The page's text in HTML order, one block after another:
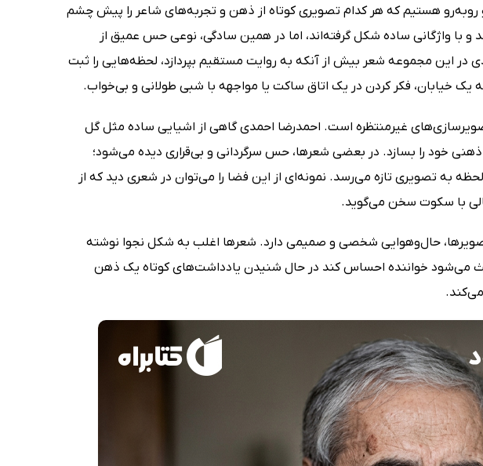
شعرهای نو روبه‌رو هستیم که هر کدام تصویری کوتاه از ذهن و تجربه‌های شاعر را پیش چشم
و با واژگانی ساده شکل گرفته‌اند، اما در همین سادگی، نوعی حس عمیق از
در این مجموعه شعر بیش از آنکه به روایت مستقیم بپردازد، لحظه‌هایی را ثبت
یک خیابان، فکر کردن در یک اتاق ساکت یا مواجهه با شبی طولانی و بی‌خواب.
شعرهای کتاب ساعت 10 صبح بود، تصویرسازی‌های غیرمنتظره است. احمدرضا احمدی گاهی از اشیایی ساده مثل گل
ذهنی خود را بسازد. در بعضی شعرها، حس سرگردانی و بی‌قراری دیده می‌شود؛
به تصویری تازه می‌رسد. نمونه‌ای از این فضا را می‌توان در شعری دید که از
با سکوت سخن می‌گوید.
این تصویرها، حال‌وهوایی شخصی و صمیمی دارد. شعرها اغلب به شکل نجوا نوشته
می‌شود خواننده احساس کند در حال شنیدن یادداشت‌های کوتاه یک ذهن